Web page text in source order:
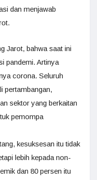
dan menjawab
Jarot, bahwa saat ini
pandemi. Artinya
corona. Seluruh
pertambangan,
sektor yang berkaitan
pemompa
kesuksesan itu tidak
lebih kepada non-
dan 80 persen itu